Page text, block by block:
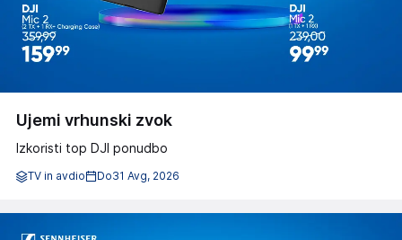
Ujemi vrhunski zvok
Izkoristi top DJI ponudbo
TV in avdio Do31 Avg, 2026